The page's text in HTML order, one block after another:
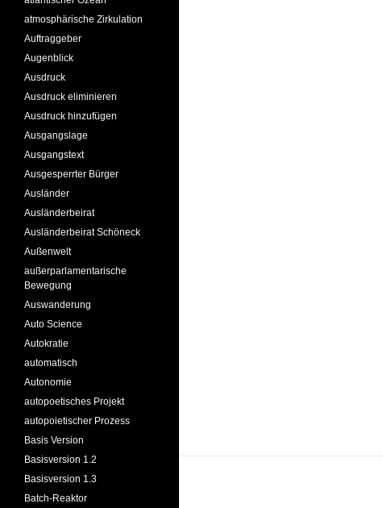
atmosphärische Zirkulation
Auftraggeber
Augenblick
Ausdruck
Ausdruck eliminieren
Ausdruck hinzufügen
Ausgangslage
Ausgangstext
Ausgesperrter Bürger
Ausländer
Ausländerbeirat
Ausländerbeirat Schöneck
Außenwelt
außerparlamentarische
Bewegung
Auswanderung
Auto Science
Autokratie
automatisch
Autonomie
autopoetisches Projekt
autopoietischer Prozess
Basis Version
Basisversion 1.2
Basisversion 1.3
Batch-Reaktor